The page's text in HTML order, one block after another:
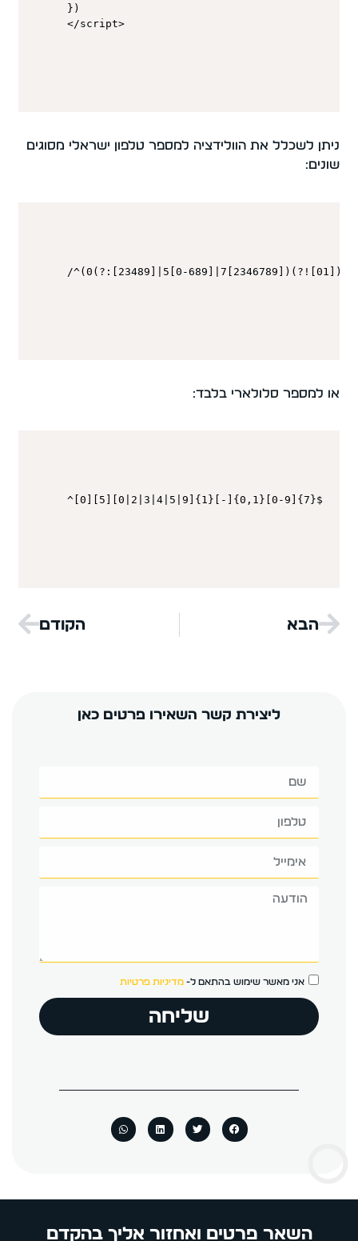
})
</script>
ניתן לשכלל את הוולידציה למספר טלפון ישראלי מסוגים
שונים:
או למספר סלולארי בלבד:
^[0][5][0|2|3|4|5|9]{1}[-]{0,1}[0-9]{7}$
הבא הקודם
ליצירת קשר השאירו פרטים כאן
אני מאשר שימוש בהתאם ל- מדיניות פרטיות
שליחה
השאר פרטים ואחזור אליך בהקדם